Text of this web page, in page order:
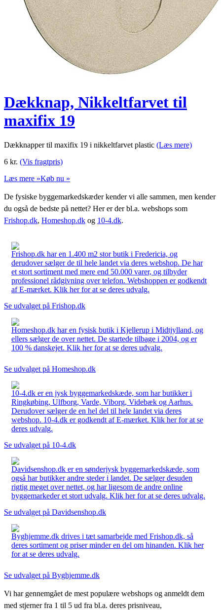
Dækknap, Nikkeltfarvet til
maxifix 19
Dækknapper til maxifix 19 i nikkeltfarvet plastic (Læs mere)
6 kr. (Vis fragtpris)
Læs mere »Køb nu »
De fysiske byggemarkedskæder kender vi alle sammen, men kender
du også de bedste på nettet? Her er der bl.a. webshops som
Frishop.dk, Homeshop.dk og 10-4.dk.
Frishop.dk har en 1.400 m2 stor butik i Fredericia, og
derudover sælger de til hele landet via deres webshop. De har
et stort sortiment med mere end 50.000 varer, og tilbyder
professionel rådgivning over telefon. Webshoppen er godkendt
af E-mærket. Klik her for at se deres udvalg.
Se udvalget på Frishop.dk
Homeshop.dk har en fysisk butik i Kjellerup i Midtjylland, og
ellers sælger de over nettet. De startede tilbage i 2004, og er
100 % danskejet. Klik her for at se deres udvalg.
Se udvalget på Homeshop.dk
10-4.dk er en jysk byggemarkedskæde, som har butikker i
Ringkøbing, Ulfborg, Varde, Viborg, Videbæk og Aarhus.
Derudover sælger de en hel del til hele landet via deres
webshop. 10-4.dk er godkendt af E-mærket. Klik her for at se
deres udvalg.
Se udvalget på 10-4.dk
Davidsenshop.dk er en sønderjysk byggemarkedskæde, som
også har butikker andre steder i landet. De sælger desuden
rigtig meget over nettet, og har ligesom de andre online
byggemarkeder et stort udvalg. Klik her for at se deres udvalg.
Se udvalget på Davidsenshop.dk
Byghjemme.dk drives i tæt samarbejde med Frishop.dk, så
deres sortiment og priser minder en del om hinanden. Klik her
for at se deres udvalg.
Se udvalget på Byghjemme.dk
Vi har gennemgået de mest populære webshops og anmeldt dem
med stjerner fra 1 til 5 ud fra bl.a. deres prisniveau,